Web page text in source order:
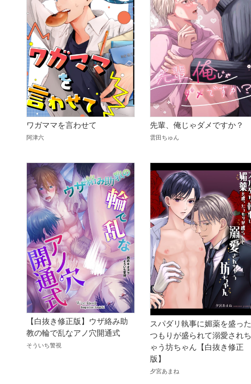
ワガママを言わせて
阿津六
先輩、俺じゃダメですか？
雲田ちゅん
【白抜き修正版】ウザ絡み助
教の輪で乱なアノ穴開通式
そういち警視
スパダリ執事に媚薬を盛った
つもりが盛られて溺愛されち
ゃう坊ちゃん【白抜き修正
版】
夕宮あまね